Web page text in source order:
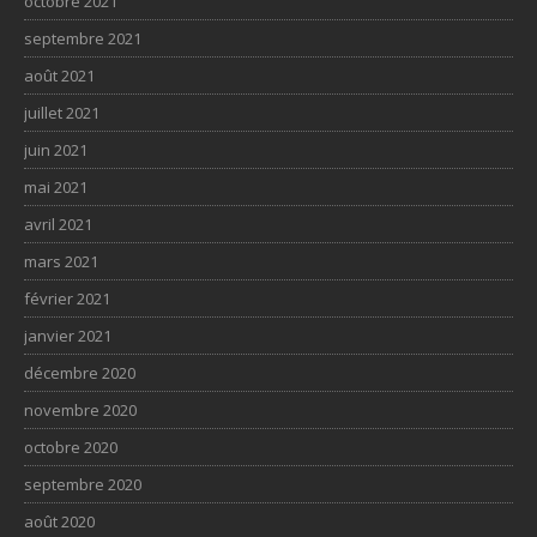
septembre 2021
août 2021
juillet 2021
juin 2021
mai 2021
avril 2021
mars 2021
février 2021
janvier 2021
décembre 2020
novembre 2020
octobre 2020
septembre 2020
août 2020